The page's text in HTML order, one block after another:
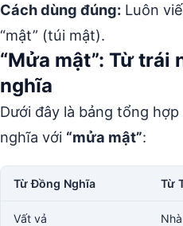
Cách dùng đúng: Luôn
“mật” (túi mật).
“Mửa mật”: Từ trái
nghĩa
Dưới đây là bảng tổng
nghĩa với “mửa mật”:
Từ Đồng Nghĩa Từ
Vất vả